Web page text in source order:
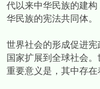
代以来中华民族的建
华民族的宪法共同体。
世界社会的形成促进
国家扩展到全球社会
重要意义是，其中存